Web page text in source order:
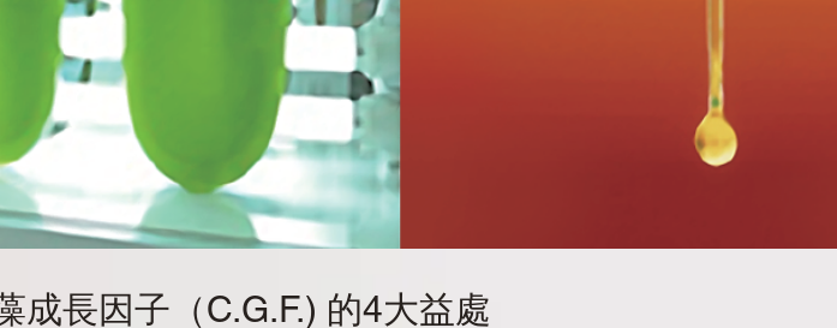
成長因子 （C.G.F.) 的4大益處